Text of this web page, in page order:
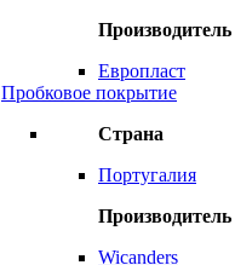
Производитель
Европласт
Пробковое покрытие
Страна
Португалия
Производитель
Wicanders